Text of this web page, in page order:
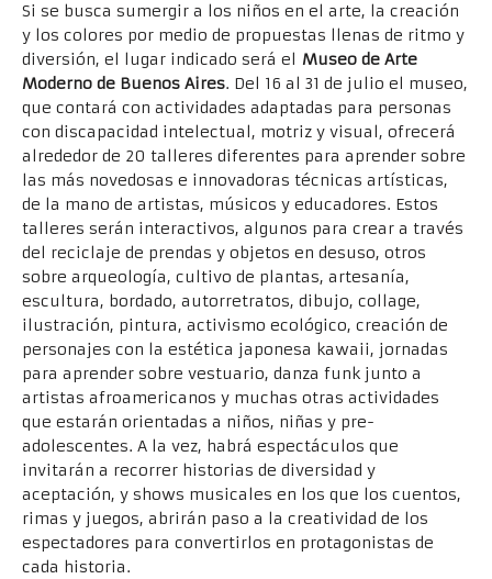
Si se busca sumergir a los niños en el arte, la creación
y los colores por medio de propuestas llenas de ritmo y
diversión, el lugar indicado será el Museo de Arte
Moderno de Buenos Aires. Del 16 al 31 de julio el museo,
que contará con actividades adaptadas para personas
con discapacidad intelectual, motriz y visual, ofrecerá
alrededor de 20 talleres diferentes para aprender sobre
las más novedosas e innovadoras técnicas artísticas,
de la mano de artistas, músicos y educadores. Estos
talleres serán interactivos, algunos para crear a través
del reciclaje de prendas y objetos en desuso, otros
sobre arqueología, cultivo de plantas, artesanía,
escultura, bordado, autorretratos, dibujo, collage,
ilustración, pintura, activismo ecológico, creación de
personajes con la estética japonesa kawaii, jornadas
para aprender sobre vestuario, danza funk junto a
artistas afroamericanos y muchas otras actividades
que estarán orientadas a niños, niñas y pre-
adolescentes. A la vez, habrá espectáculos que
invitarán a recorrer historias de diversidad y
aceptación, y shows musicales en los que los cuentos,
rimas y juegos, abrirán paso a la creatividad de los
espectadores para convertirlos en protagonistas de
cada historia.